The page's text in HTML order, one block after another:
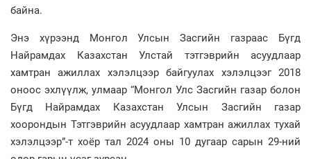
байна.
Энэ хүрээнд Монгол Улсын Засгийн газраас Бүгд
Найрамдах Казахстан Улстай тэтгэврийн асуудлаар
хамтран ажиллах хэлэлцээр байгуулах хэлэлцээг 2018
оноос эхлүүлж, улмаар “Монгол Улс Засгийн газар болон
Бүгд Найрамдах Казахстан Улсын Засгийн газар
хоорондын Тэтгэврийн асуудлаар хамтран ажиллах тухай
хэлэлцээр”-т хоёр тал 2024 оны 10 дугаар сарын 29-ний